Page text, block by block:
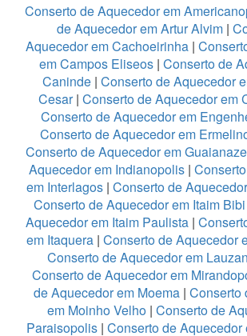
Conserto de Aquecedor em
de Aquecedor em Artur Alvim |
Aquecedor em Cachoeirinha|
em Campos Eliseos | Conserto de
Caninde| Conserto de Aquecedor
Cesar| Conserto de Aquecedor em
Conserto de Aquecedor em
Conserto de Aquecedor em
Conserto de Aquecedor em
Aquecedor em Indianopolis |
em Interlagos | Conserto de
Conserto de Aquecedor em Itaim Bibi
Aquecedor em Itaim Paulista |
em Itaquera| Conserto de Aquecedor
Conserto de Aquecedor em
Conserto de Aquecedor em
de Aquecedor em Moema | Conserto
em Moinho Velho | Conserto de
Paraisopolis | Conserto de